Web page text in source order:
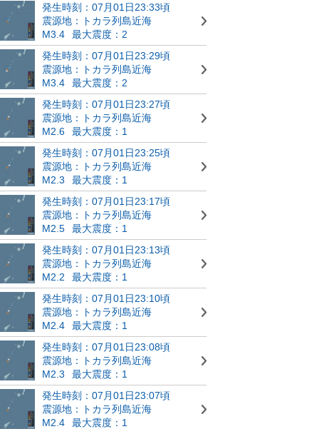
発生時刻：07月01日23:33頃
震源地：トカラ列島近海
M3.4
最大震度：2
発生時刻：07月01日23:29頃
震源地：トカラ列島近海
M3.4
最大震度：2
発生時刻：07月01日23:27頃
震源地：トカラ列島近海
M2.6
最大震度：1
発生時刻：07月01日23:25頃
震源地：トカラ列島近海
M2.3
最大震度：1
発生時刻：07月01日23:17頃
震源地：トカラ列島近海
M2.5
最大震度：1
発生時刻：07月01日23:13頃
震源地：トカラ列島近海
M2.2
最大震度：1
発生時刻：07月01日23:10頃
震源地：トカラ列島近海
M2.4
最大震度：1
発生時刻：07月01日23:08頃
震源地：トカラ列島近海
M2.3
最大震度：1
発生時刻：07月01日23:07頃
震源地：トカラ列島近海
M2.4
最大震度：1